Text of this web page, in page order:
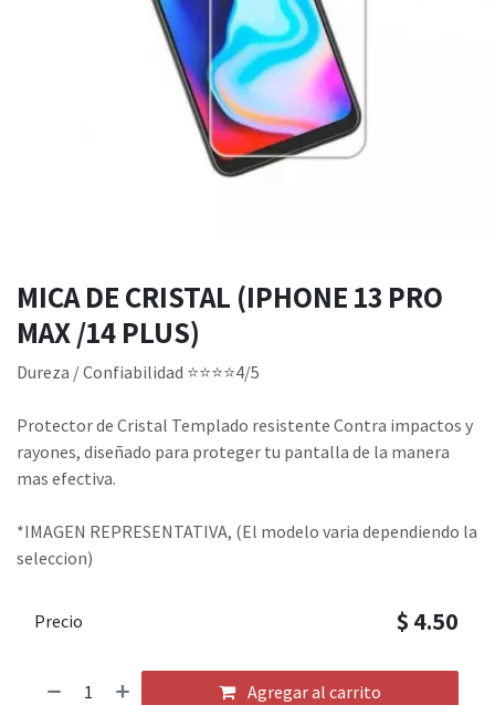
MICA DE CRISTAL (IPHONE 13 PRO
MAX /14 PLUS)
Dureza / Confiabilidad ⭐⭐⭐⭐4/5
Protector de Cristal Templado resistente Contra impactos y
rayones, diseñado para proteger tu pantalla de la manera
mas efectiva.
*IMAGEN REPRESENTATIVA, (El modelo varia dependiendo la
seleccion)
Agregar al carrito
Precio $ 4.50